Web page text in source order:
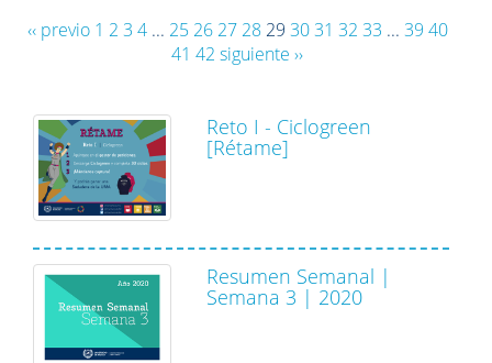
‹‹ previo 1 2 3 4... 25 26 27 28 29 30 31 32 33 ... 39 40
41 42 siguiente ››
Reto I - Ciclogreen
[Rétame]
Resumen Semanal |
Semana 3 | 2020